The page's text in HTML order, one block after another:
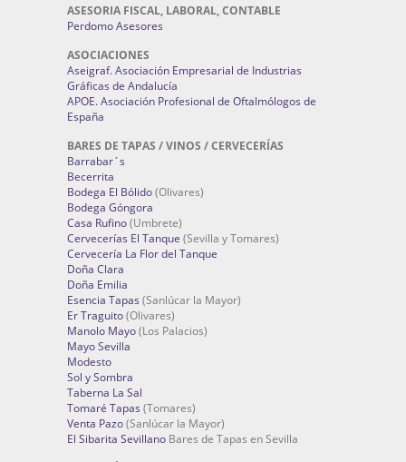
ASESORIA FISCAL, LABORAL, CONTABLE
Perdomo Asesores
ASOCIACIONES
Aseigraf. Asociación Empresarial de Industrias
Gráficas de Andalucía
APOE. Asociación Profesional de Oftalmólogos de
España
BARES DE TAPAS / VINOS / CERVECERÍAS
Barrabar´s
Becerrita
Bodega El Bólido(Olivares)
Bodega Góngora
Casa Rufino(Umbrete)
Cervecerías El Tanque (Sevilla y Tomares)
Cervecería La Flor del Tanque
Doña Clara
Doña Emilia
Esencia Tapas (Sanlúcar la Mayor)
Er Traguito(Olivares)
Manolo Mayo(Los Palacios)
Mayo Sevilla
Modesto
Sol y Sombra
Taberna La Sal
Tomaré Tapas (Tomares)
Venta Pazo(Sanlúcar la Mayor)
El Sibarita Sevillano Bares de Tapas en Sevilla